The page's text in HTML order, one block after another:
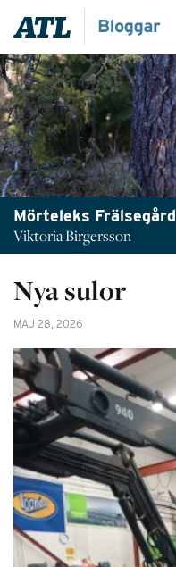
Mörteleks Frälsegård
Viktoria Birgersson
Nya sulor
MAJ 28, 2026